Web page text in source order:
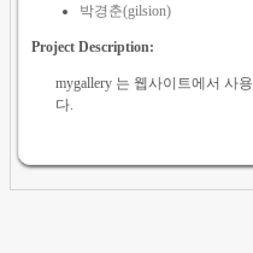
박경춘(gilsion)
Project Description:
mygallery 는 웹사이트에서 사
다.